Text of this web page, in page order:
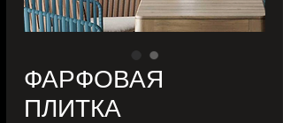
ФАРФОВАЯ
ПЛИТКА